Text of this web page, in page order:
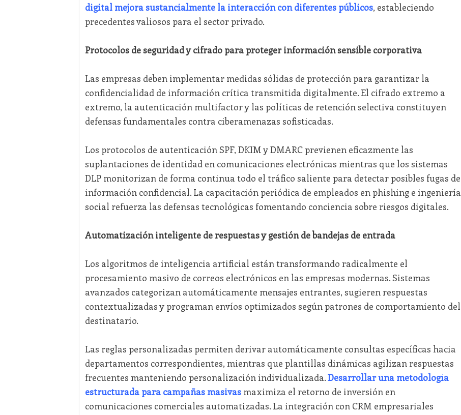
digital mejora sustancialmente la interacción con diferentes públicos, estableciendo
precedentes valiosos para el sector privado.
Protocolos de seguridad y cifrado para proteger información sensible corporativa
Las empresas deben implementar medidas sólidas de protección para garantizar la
confidencialidad de información crítica transmitida digitalmente. El cifrado extremo a
extremo, la autenticación multifactor y las políticas de retención selectiva constituyen
defensas fundamentales contra ciberamenazas sofisticadas.
Los protocolos de autenticación SPF, DKIM y DMARC previenen eficazmente las
suplantaciones de identidad en comunicaciones electrónicas mientras que los sistemas
DLP monitorizan de forma continua todo el tráfico saliente para detectar posibles fugas de
información confidencial. La capacitación periódica de empleados en phishing e ingeniería
social refuerza las defensas tecnológicas fomentando conciencia sobre riesgos digitales.
Automatización inteligente de respuestas y gestión de bandejas de entrada
Los algoritmos de inteligencia artificial están transformando radicalmente el
procesamiento masivo de correos electrónicos en las empresas modernas. Sistemas
avanzados categorizan automáticamente mensajes entrantes, sugieren respuestas
contextualizadas y programan envíos optimizados según patrones de comportamiento del
destinatario.
Las reglas personalizadas permiten derivar automáticamente consultas específicas hacia
departamentos correspondientes, mientras que plantillas dinámicas agilizan respuestas
frecuentes manteniendo personalización individualizada.Desarrollar una metodología
estructurada para campañas masivasmaximiza el retorno de inversión en
comunicaciones comerciales automatizadas. La integración con CRM empresariales